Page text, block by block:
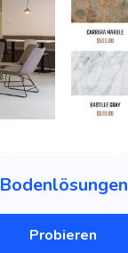
Bodenlösungen
Probieren